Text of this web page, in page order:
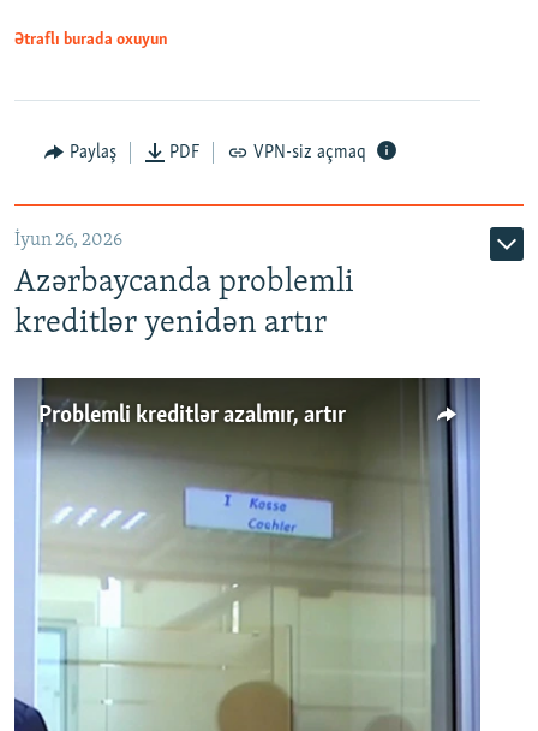
Auto 240p 360p 480p
720p 1080p
Ətraflı burada oxuyun
Paylaş PDF VPN-siz açmaq
İyun 26, 2026
Azərbaycanda problemli
kreditlər yenidən artır
Problemli kreditlər azalmır, artır